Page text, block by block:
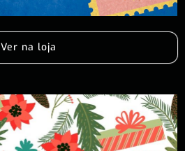
Ver na loja